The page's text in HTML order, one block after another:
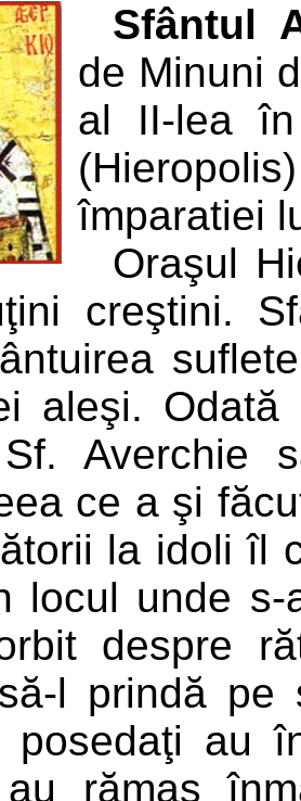
Sfântul
de Minuni
al II-lea
împaratiei
Oraşul
creştini.
aleşi.
Averchie
ce a şi
la idoli îl
locul unde
despre
l prindă pe
posedaţi au
au rămas